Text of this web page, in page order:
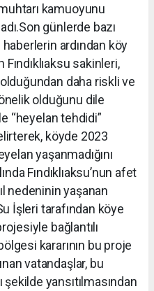
kamuoyunu
günlerde bazı
haberlerin ardından köy
sakinleri,
olduğundan daha riskli ve
olduğunu dile
“heyelan tehdidi”
köyde 2023
yaşanmadığını
Fındıklıaksu’nun afet
nedeninin yaşanan
İşleri tarafından köye
bağlantılı
kararının bu proje
vatandaşlar, bu
yansıtılmasından